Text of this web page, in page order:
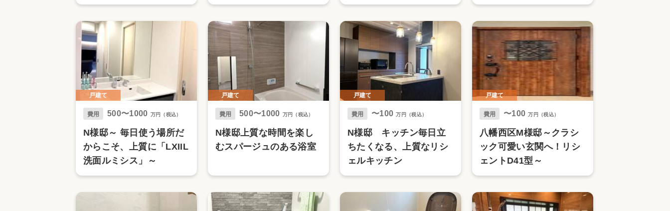
戸建て
費用 500〜1000 万円（税込）
N様邸～ 毎日使う場所だ
からこそ、上質に「LXIIL
洗面ルミシス」～
戸建て
費用 500〜1000 万円（税込）
N様邸上質な時間を楽し
むスパージュのある浴室
戸建て
費用 〜100 万円（税込）
N様邸 キッチン毎日立
ちたくなる、上質なリシ
ェルキッチン
戸建て
費用 〜100 万円（税込）
八幡西区M様邸～クラシ
ック可愛い玄関へ！リシ
ェントD41型～